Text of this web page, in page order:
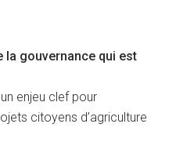
la gouvernance qui est
enjeu clef pour
citoyens d’agriculture